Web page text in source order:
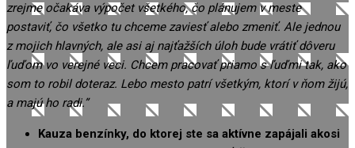
zrejme očakáva výpočet všetkého, čo plánujem v meste
postaviť, čo všetko tu chceme zaviesť alebo zmeniť. Ale jednou
z mojich hlavných, ale asi aj najťažších úloh bude vrátiť dôveru
ľuďom vo verejné veci. Chcem pracovať priamo s ľuďmi tak, ako
som to robil doteraz. Lebo mesto patrí všetkým, ktorí v ňom žijú,
a majú ho radi.”
Kauza benzínky, do ktorej ste sa aktívne zapájali akosi